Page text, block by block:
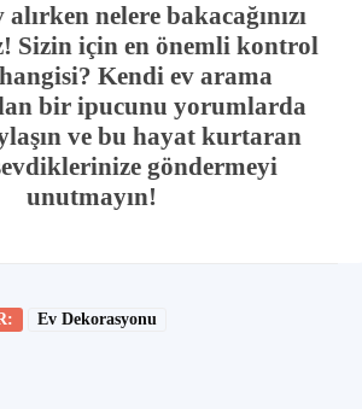
nelere bakacağınızı
Sizin için en önemli kontrol
Kendi ev arama
bir ipucunu yorumlarda
ve bu hayat kurtaran
göndermeyi
unutmayın!
Ev Dekorasyonu